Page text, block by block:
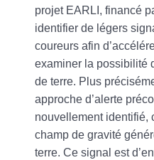
projet EARLI, financé
identifier de légers
coureurs afin
examiner la possibilité
de terre. Plus
approche d’alerte
nouvellement identifié,
champ de gravité
terre. Ce signal est